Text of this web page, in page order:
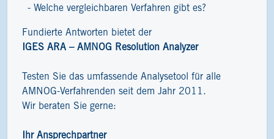
Welche vergleichbaren Verfahren gibt es?
Fundierte Antworten bietet der
IGES ARA – AMNOG Resolution Analyzer
Testen Sie das umfassende Analysetool für alle
AMNOG-Verfahrenden seit dem Jahr 2011.
Wir beraten Sie gerne:
Ihr Ansprechpartner